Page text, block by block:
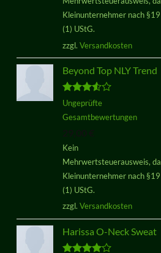
Kleinunternehmer nach §19
(1) UStG.
zzgl. Versandkosten
Beyond Top NLY Trend
Bewertet
von 5
Ungeprüfte
Gesamtbewertungen
Kein
Mehrwertsteuerausweis, da
Kleinunternehmer nach §19
(1) UStG.
zzgl. Versandkosten
Harissa O-Neck Sweat